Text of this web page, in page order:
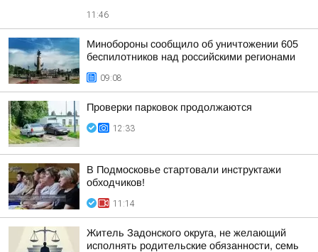
11:46
Минобороны сообщило об уничтожении 605
беспилотников над российскими регионами
09:08
Проверки парковок продолжаются
12:33
В Подмосковье стартовали инструктажи
обходчиков!
11:14
Житель Задонского округа, не желающий
исполнять родительские обязанности, семь